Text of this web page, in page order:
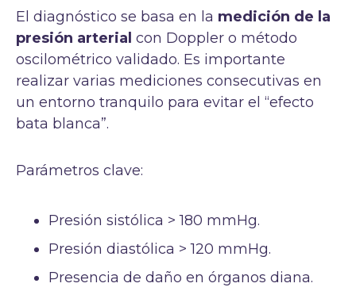
El diagnóstico se basa en la medición de la
presión arterial con Doppler o método
oscilométrico validado. Es importante
realizar varias mediciones consecutivas en
un entorno tranquilo para evitar el “efecto
bata blanca”.
Parámetros clave:
Presión sistólica > 180 mmHg.
Presión diastólica > 120 mmHg.
Presencia de daño en órganos diana.